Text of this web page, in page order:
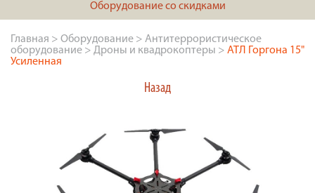
Оборудование со скидками
Главная > Оборудование > Антитеррористическое
оборудование > Дроны и квадрокоптеры > АТЛ Горгона 15"
Усиленная
Назад